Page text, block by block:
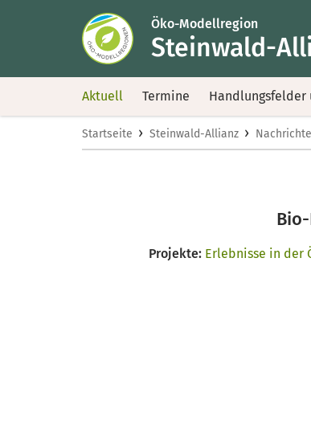
Öko-Modellregion
Steinwald-
Aktuell Termine Handlungsfelder
Startseite › Steinwald-Allianz ›
Projekte: Erlebnisse in der